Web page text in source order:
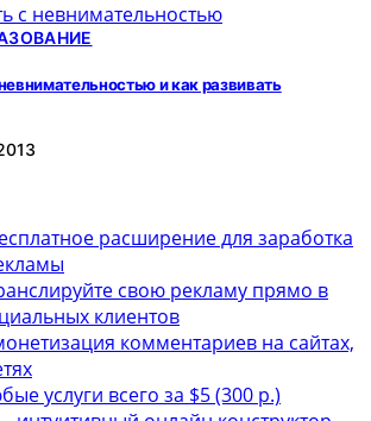
и как развивать
расширение для заработка
свою рекламу прямо в
клиентов
комментариев на сайтах,
услуги всего за $5 (300 р.)